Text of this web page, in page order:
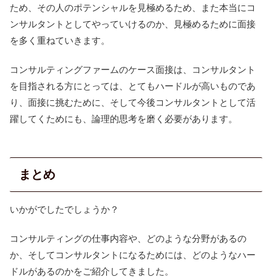
ため、その人のポテンシャルを見極めるため、また本当にコ
ンサルタントとしてやっていけるのか、見極めるために面接
を多く重ねていきます。
コンサルティングファームのケース面接は、コンサルタント
を目指される方にとっては、とてもハードルが高いものであ
り、面接に挑むために、そして今後コンサルタントとして活
躍してくためにも、論理的思考を磨く必要があります。
まとめ
いかがでしたでしょうか？
コンサルティングの仕事内容や、どのような分野があるの
か、そしてコンサルタントになるためには、どのようなハー
ドルがあるのかをご紹介してきました。